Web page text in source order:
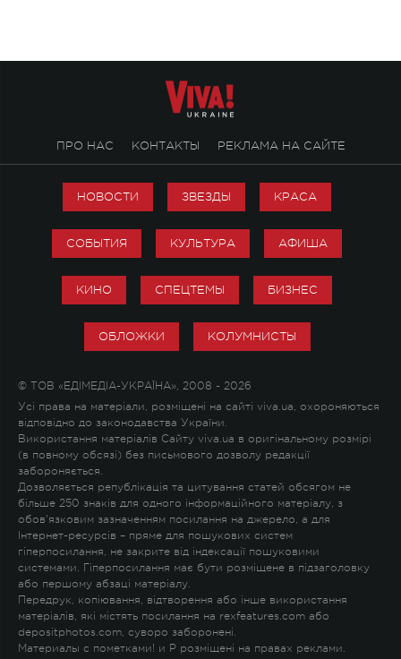
ПРО НАС КОНТАКТЫ РЕКЛАМА НА САЙТЕ
НОВОСТИ ЗВЕЗДЫ КРАСА
СОБЫТИЯ КУЛЬТУРА АФИША
КИНО СПЕЦТЕМЫ БИЗНЕС
ОБЛОЖКИ КОЛУМНИСТЫ
© ТОВ «ЕДІМЕДІА-УКРАЇНА», 2008 - 2026
Усі права на матеріали, розміщені на сайті viva.ua, охороняються
відповідно до законодавства України.
Використання матеріалів Сайту viva.ua в оригінальному розмірі
(в повному обсязі) без письмового дозволу редакції
забороняється.
Дозволяється републікація та цитування статей обсягом не
більше 250 знаків для одного інформаційного матеріалу, з
обов'язковим зазначенням посилання на джерело, а для
Інтернет-ресурсів – пряме для пошукових систем
гіперпосилання, не закрите від індексації пошуковими
системами. Гіперпосилання має бути розміщене в підзаголовку
або першому абзаці матеріалу.
Передрук, копіювання, відтворення або інше використання
матеріалів, які містять посилання на rexfeatures.com або
depositphotos.com, суворо заборонені.
Материалы с пометками! и P розміщені на правах реклами.